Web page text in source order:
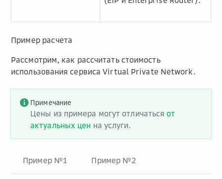
Пример расчета
Рассмотрим, как рассчитать стоимость
использования сервиса Virtual Private Network.
Примечание
Цены из примера могут отличатьсяот
актуальных цен на услуги.
Пример №1 Пример №2